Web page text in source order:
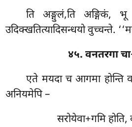
ति अङ्गुलं,ति अङ्गिकं,
उदिक्खतित्यादिसन्धयो वुच्चन्ते.
४५. वनतरगा
एते मयदा च आगमा होन्ति
अनियमेपि –
सरोयेवा+गमि